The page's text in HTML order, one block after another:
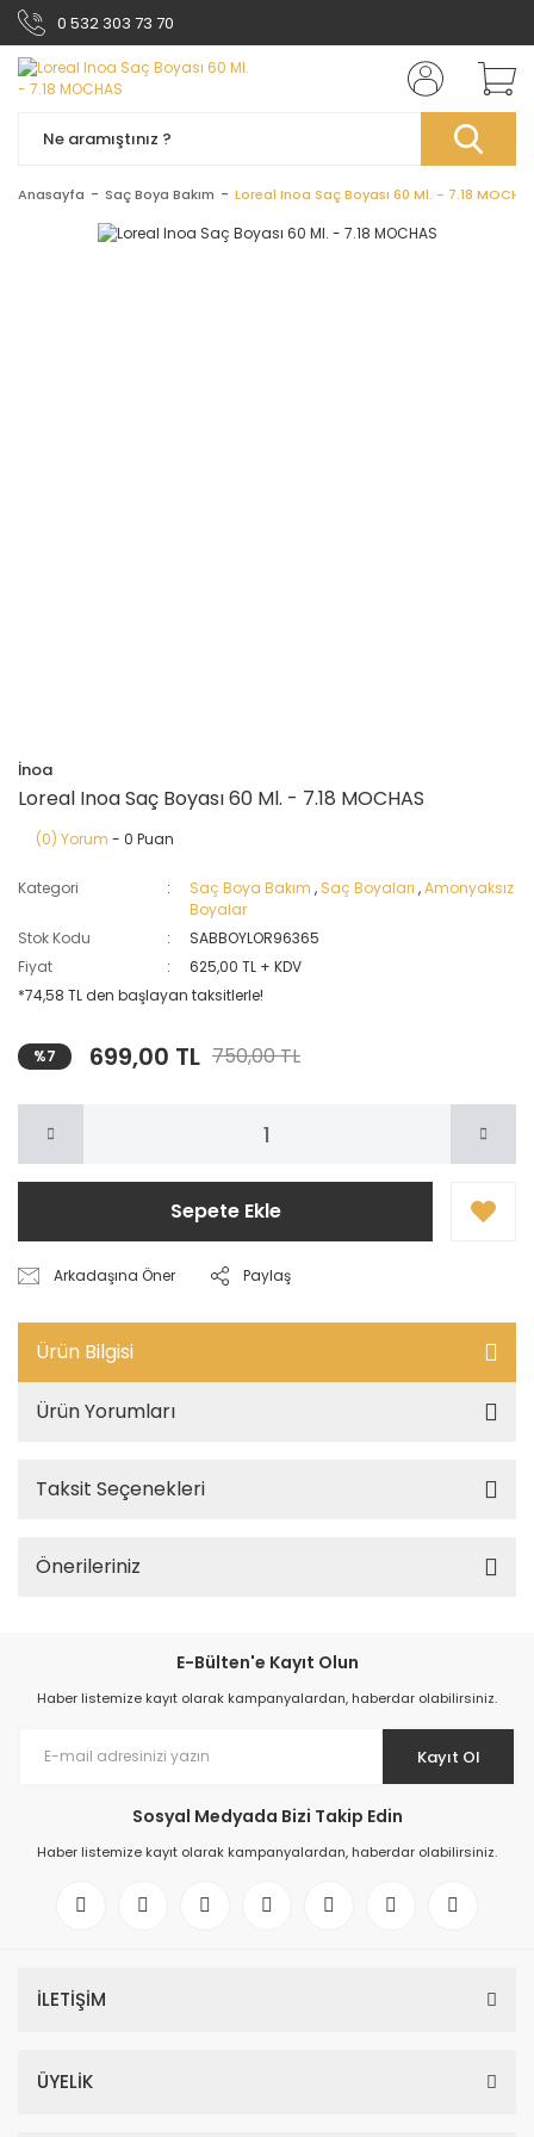
0 532 303 73 70
Anasayfa Saç Boya Bakım Loreal Inoa Saç Boyası 60 Ml. - 7.18
İnoa
Loreal Inoa Saç Boyası 60 Ml. - 7.18 MOCHAS
(0) Yorum - 0 Puan
Kategori Saç Boya Bakım , Saç Boyaları ,Amonyaksız
Boyalar
Stok Kodu
SABBOYLOR96365
Fiyat
625,00 TL + KDV
*74,58 TL den başlayan taksitlerle!
%7 699,00 TL 750,00 TL
Sepete Ekle
Arkadaşına Öner Paylaş
Ürün Bilgisi
Ürün Yorumları
Taksit Seçenekleri
Önerileriniz
E-Bülten'e Kayıt Olun
Haber listemize kayıt olarak kampanyalardan, haberdar olabilirsiniz.
Kayıt Ol
Sosyal Medyada Bizi Takip Edin
Haber listemize kayıt olarak kampanyalardan, haberdar olabilirsiniz.
İLETİŞİM
ÜYELİK